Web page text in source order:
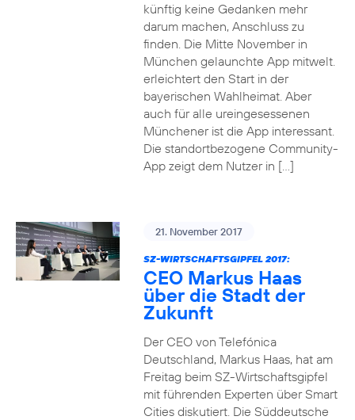
künftig keine Gedanken mehr
darum machen, Anschluss zu
finden. Die Mitte November in
München gelaunchte App mitwelt.
erleichtert den Start in der
bayerischen Wahlheimat. Aber
auch für alle ureingesessenen
Münchener ist die App interessant.
Die standortbezogene Community-
App zeigt dem Nutzer in […]
21. November 2017
SZ-WIRTSCHAFTSGIPFEL 2017:
CEO Markus Haas
über die Stadt der
Zukunft
Der CEO von Telefónica
Deutschland, Markus Haas, hat am
Freitag beim SZ-Wirtschaftsgipfel
mit führenden Experten über Smart
Cities diskutiert. Die Süddeutsche